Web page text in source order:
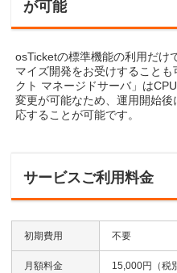
が可能
osTicketの標準機能の利用だけ
マイズ開発をお受けすること
クト マネージドサーバ」は
変更が可能なため、運用開始
応することが可能です。
サービスご利用料金
初期費用 不要
月額料金 15,000円（税